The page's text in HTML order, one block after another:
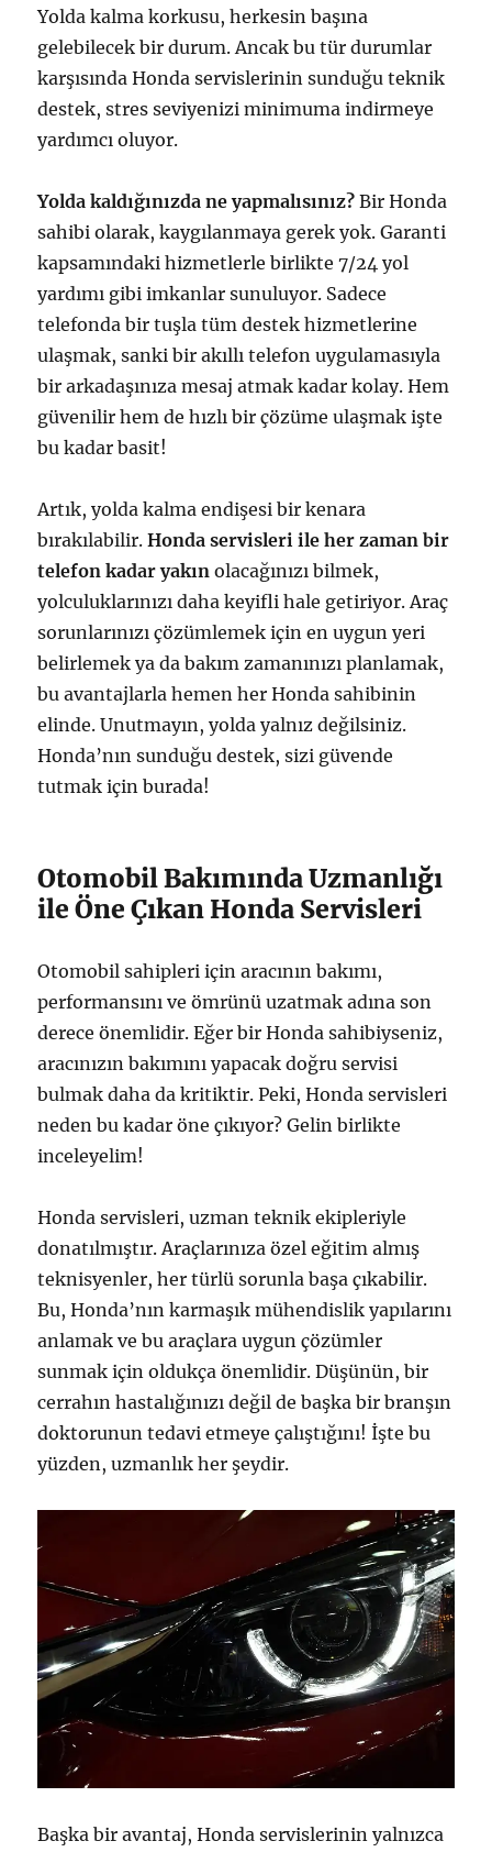
Yolda kalma korkusu, herkesin başına
gelebilecek bir durum. Ancak bu tür durumlar
karşısında Honda servislerinin sunduğu teknik
destek, stres seviyenizi minimuma indirmeye
yardımcı oluyor.
Yolda kaldığınızda ne yapmalısınız? Bir Honda
sahibi olarak, kaygılanmaya gerek yok. Garanti
kapsamındaki hizmetlerle birlikte 7/24 yol
yardımı gibi imkanlar sunuluyor. Sadece
telefonda bir tuşla tüm destek hizmetlerine
ulaşmak, sanki bir akıllı telefon uygulamasıyla
bir arkadaşınıza mesaj atmak kadar kolay. Hem
güvenilir hem de hızlı bir çözüme ulaşmak işte
bu kadar basit!
Artık, yolda kalma endişesi bir kenara
bırakılabilir.Honda servisleri ile her zaman bir
telefon kadar yakın olacağınızı bilmek,
yolculuklarınızı daha keyifli hale getiriyor. Araç
sorunlarınızı çözümlemek için en uygun yeri
belirlemek ya da bakım zamanınızı planlamak,
bu avantajlarla hemen her Honda sahibinin
elinde. Unutmayın, yolda yalnız değilsiniz.
Honda’nın sunduğu destek, sizi güvende
tutmak için burada!
Otomobil Bakımında Uzmanlığı
ile Öne Çıkan Honda Servisleri
Otomobil sahipleri için aracının bakımı,
performansını ve ömrünü uzatmak adına son
derece önemlidir. Eğer bir Honda sahibiyseniz,
aracınızın bakımını yapacak doğru servisi
bulmak daha da kritiktir. Peki, Honda servisleri
neden bu kadar öne çıkıyor? Gelin birlikte
inceleyelim!
Honda servisleri, uzman teknik ekipleriyle
donatılmıştır. Araçlarınıza özel eğitim almış
teknisyenler, her türlü sorunla başa çıkabilir.
Bu, Honda’nın karmaşık mühendislik yapılarını
anlamak ve bu araçlara uygun çözümler
sunmak için oldukça önemlidir. Düşünün, bir
cerrahın hastalığınızı değil de başka bir branşın
doktorunun tedavi etmeye çalıştığını! İşte bu
yüzden, uzmanlık her şeydir.
Başka bir avantaj, Honda servislerinin yalnızca